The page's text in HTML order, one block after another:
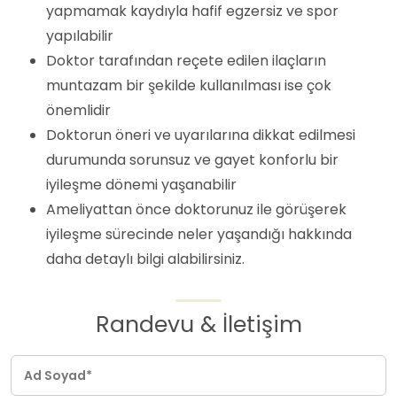
yapmamak kaydıyla hafif egzersiz ve spor
yapılabilir
Doktor tarafından reçete edilen ilaçların
muntazam bir şekilde kullanılması ise çok
önemlidir
Doktorun öneri ve uyarılarına dikkat edilmesi
durumunda sorunsuz ve gayet konforlu bir
iyileşme dönemi yaşanabilir
Ameliyattan önce doktorunuz ile görüşerek
iyileşme sürecinde neler yaşandığı hakkında
daha detaylı bilgi alabilirsiniz.
Randevu & İletişim
Ad Soyad*